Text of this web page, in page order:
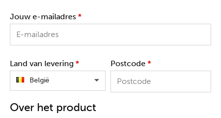
Jouw e-mailadres *
Land van levering *
België
Postcode *
Over het product